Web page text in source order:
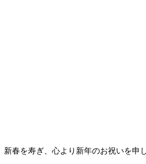
新春を寿ぎ、心より新年のお祝いを申